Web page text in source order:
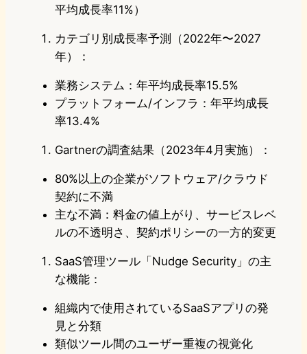
平均成長率11%）
カテゴリ別成長率予測（2022年〜2027
年）：
業務システム：年平均成長率15.5%
プラットフォーム/インフラ：年平均成長
率13.4%
Gartnerの調査結果（2023年4月実施）：
80%以上の企業がソフトウェア/クラウド
契約に不満
主な不満：料金の値上がり、サービスレベ
ルの不透明さ、契約ポリシーの一方的変更
SaaS管理ツール「Nudge Security」の主
な機能：
組織内で使用されているSaaSアプリの発
見と分類
類似ツール間のユーザー重複の視覚化